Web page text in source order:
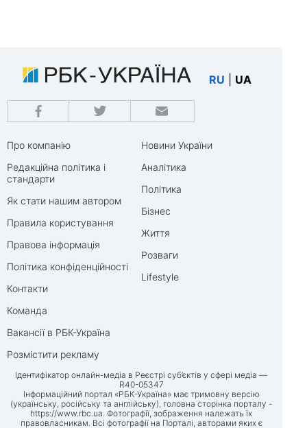
RU UA
Про компанію
Редакційна політика і
стандарти
Як стати нашим автором
Правила користування
Правова інформація
Політика конфіденційності
Контакти
Команда
Вакансії в РБК-Україна
Розмістити рекламу
Новини України
Аналітика
Політика
Бізнес
Життя
Розваги
Lifestyle
Ідентифікатор онлайн-медіа в Реєстрі суб’єктів у сфері медіа —
R40-05347
Інформаційний портал «РБК-Україна» має тримовну версію
(українську, російську та англійську), головна сторінка порталу -
https://www.rbc.ua. Фотографії, зображення належать їх
правовласникам. Всі фотографії на Порталі, авторами яких є